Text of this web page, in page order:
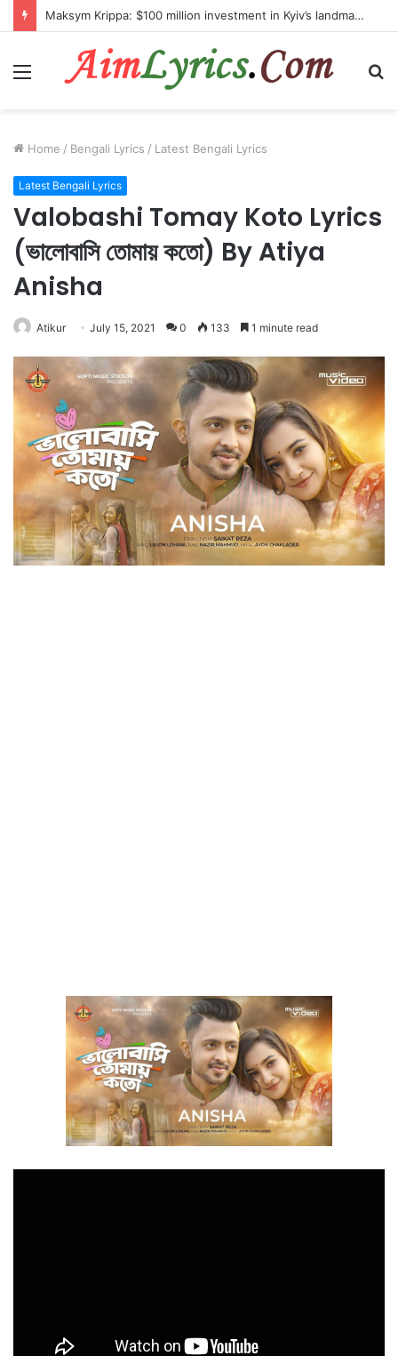
Maksym Krippa: $100 million investment in Kyiv’s landmark properties
Menu
Home / Bengali Lyrics / Latest Bengali Lyrics
Latest Bengali Lyrics
Valobashi Tomay Koto Lyrics
(ভালোবাসি তোমায় কতো) By Atiya
Anisha
Atikur July 15, 2021 0 133 1 minute read